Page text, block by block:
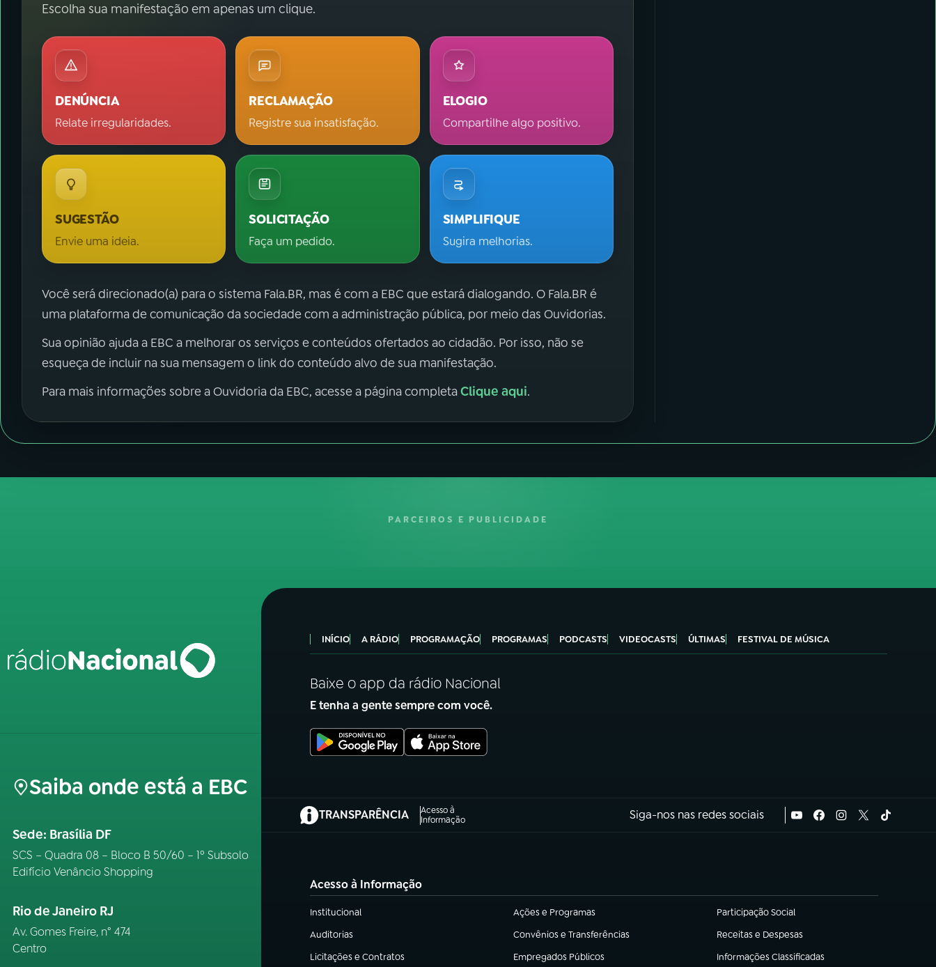
Escolha sua manifestação em apenas um clique.
DENÚNCIA
Relate irregularidades.
RECLAMAÇÃO
Registre sua insatisfação.
ELOGIO
Compartilhe algo positivo.
SUGESTÃO
Envie uma ideia.
SOLICITAÇÃO
Faça um pedido.
SIMPLIFIQUE
Sugira melhorias.
Você será direcionado(a) para o sistema Fala.BR, mas é com a EBC que estará dialogando. O Fala.BR é
uma plataforma de comunicação da sociedade com a administração pública, por meio das Ouvidorias.
Sua opinião ajuda a EBC a melhorar os serviços e conteúdos ofertados ao cidadão. Por isso, não se
esqueça de incluir na sua mensagem o link do conteúdo alvo de sua manifestação.
Para mais informações sobre a Ouvidoria da EBC, acesse a página completaClique aqui.
PARCEIROS E PUBLICIDADE
Saiba onde está a EBC
Sede: Brasília DF
SCS – Quadra 08 – Bloco B 50/60 – 1º Subsolo
Edifício Venâncio Shopping
Rio de Janeiro RJ
Av. Gomes Freire, n° 474
Centro
INÍCIO A RÁDIO PROGRAMAÇÃO PROGRAMAS PODCASTS VIDEOCASTS ÚLTIMAS FESTIVAL DE MÚSICA
Baixe o app da rádio Nacional
E tenha a gente sempre com você.
TRANSPARÊNCIA
Acesso à
Informação
(abre em nova aba) Siga-nos nas redes sociais
Acesso à Informação
Institucional
(abre em nova aba) Ações e Programas
(abre em nova aba) Participação Social
(abre em nova aba)
Auditorias
(abre em nova aba) Convênios e Transferências
(abre em nova aba) Receitas e Despesas
(abre em nova aba)
Licitações e Contratos
(abre em nova aba) Empregados Públicos
(abre em nova aba) Informações Classificadas
(abre em nova aba)